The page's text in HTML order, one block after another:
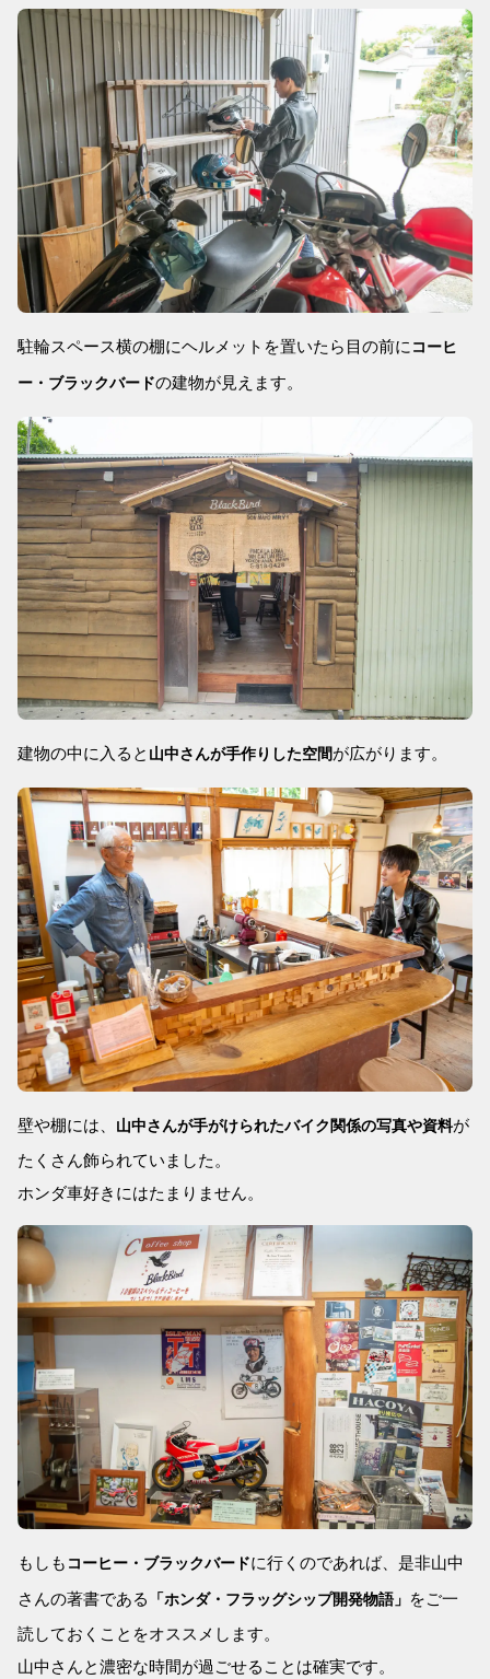
駐輪スペース横の棚にヘルメットを置いたら目の前に コーヒ
ー・ブラックバードの建物が見えます。
建物の中に入ると 山中さんが手作りした空間が広がります。
壁や棚には、 山中さんが手がけられたバイク関係の写真や資料が
たくさん飾られていました。
ホンダ車好きにはたまりません。
もしも コーヒー・ブラックバードに行くのであれば、是非山中
さんの著書である
「ホンダ・フラッグシップ開発物語」 をご一
読しておくことをオススメします。
山中さんと濃密な時間が過ごせることは確実です。